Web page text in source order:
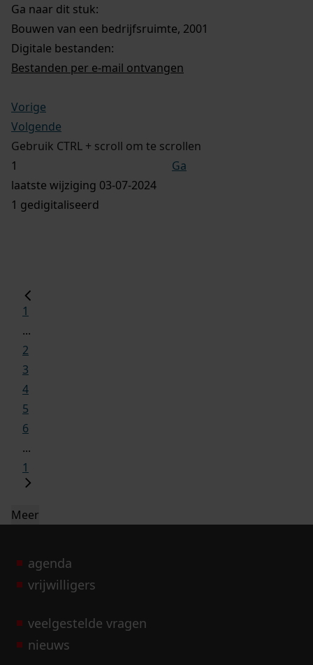
Ga naar dit stuk:
Bouwen van een bedrijfsruimte, 2001
Digitale bestanden:
Bestanden per e-mail ontvangen
Vorige
Volgende
Gebruik CTRL + scroll om te scrollen
Ga
laatste wijziging 03-07-2024
1 gedigitaliseerd
1
...
2
3
4
5
6
...
1
Meer
agenda
vrijwilligers
veelgestelde vragen
nieuws